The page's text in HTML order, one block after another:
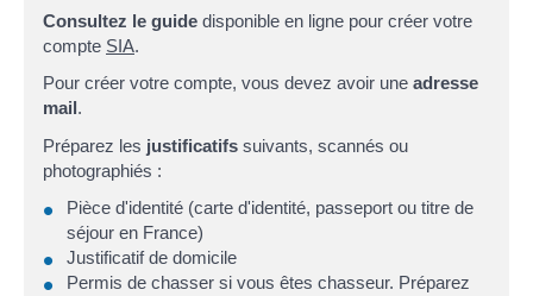
Consultez le guide disponible en ligne pour créer votre
compte SIA.
Pour créer votre compte, vous devez avoir une adresse
mail.
Préparez les justificatifs suivants, scannés ou
photographiés :
Pièce d'identité (carte d'identité, passeport ou titre de
séjour en France)
Justificatif de domicile
Permis de chasser si vous êtes chasseur. Préparez